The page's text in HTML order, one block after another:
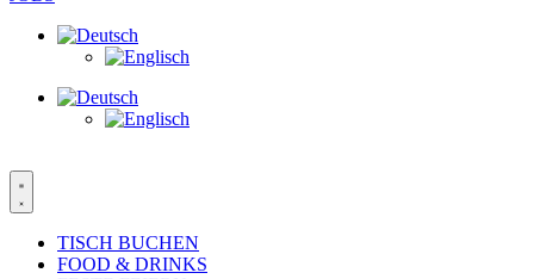
TISCH BUCHEN
FOOD & DRINKS